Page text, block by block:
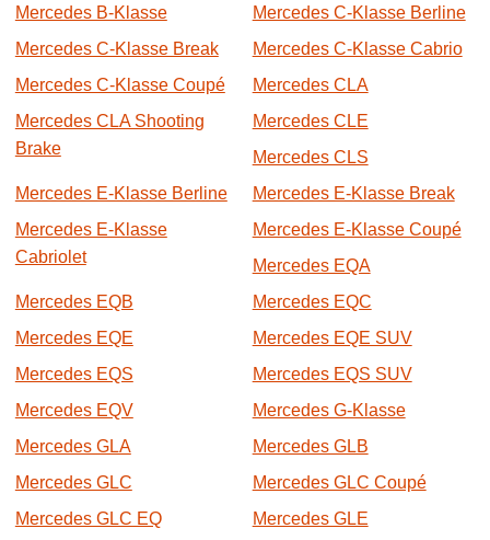
Mercedes B-Klasse
Mercedes C-Klasse Berline
Mercedes C-Klasse Break
Mercedes C-Klasse Cabrio
Mercedes C-Klasse Coupé
Mercedes CLA
Mercedes CLA Shooting
Brake
Mercedes CLE
Mercedes CLS
Mercedes E-Klasse Berline
Mercedes E-Klasse Break
Mercedes E-Klasse
Cabriolet
Mercedes E-Klasse Coupé
Mercedes EQA
Mercedes EQB
Mercedes EQC
Mercedes EQE
Mercedes EQE SUV
Mercedes EQS
Mercedes EQS SUV
Mercedes EQV
Mercedes G-Klasse
Mercedes GLA
Mercedes GLB
Mercedes GLC
Mercedes GLC Coupé
Mercedes GLC EQ
Mercedes GLE